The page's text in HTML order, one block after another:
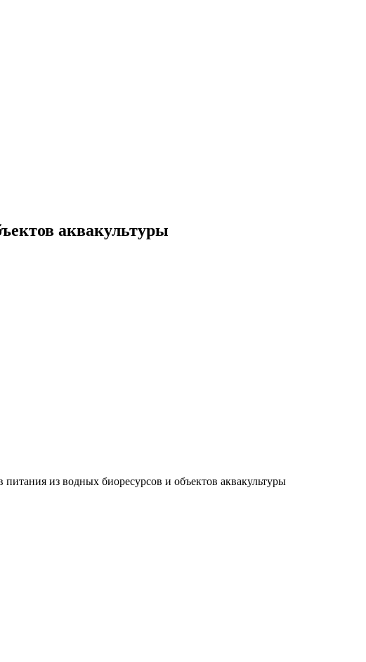
аквакультуры
из водных биоресурсов и объектов аквакультуры